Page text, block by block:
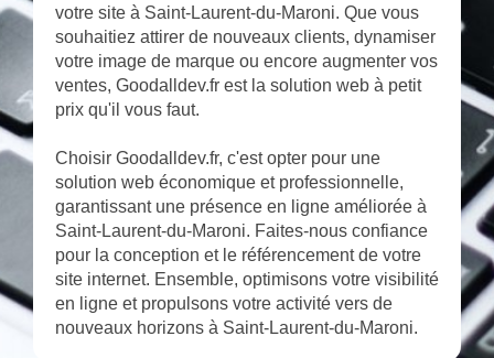
votre site à Saint-Laurent-du-Maroni. Que vous
souhaitiez attirer de nouveaux clients, dynamiser
votre image de marque ou encore augmenter vos
ventes, Goodalldev.fr est la solution web à petit
prix qu'il vous faut.
Choisir Goodalldev.fr, c'est opter pour une
solution web économique et professionnelle,
garantissant une présence en ligne améliorée à
Saint-Laurent-du-Maroni. Faites-nous confiance
pour la conception et le référencement de votre
site internet. Ensemble, optimisons votre visibilité
en ligne et propulsons votre activité vers de
nouveaux horizons à Saint-Laurent-du-Maroni.